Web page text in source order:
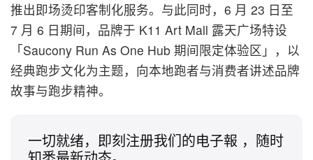
推出即场烫印客制化服务。与此同时，6 月 23 日至
7 月 6 日期间，品牌于 K11 Art Mall 露天广场特设
「Saucony Run As One Hub 期间限定体验区」，以
经典跑步文化为主题，向本地跑者与消费者讲述品牌
故事与跑步精神。
一切就绪，即刻注册我们的电子報 ，随时